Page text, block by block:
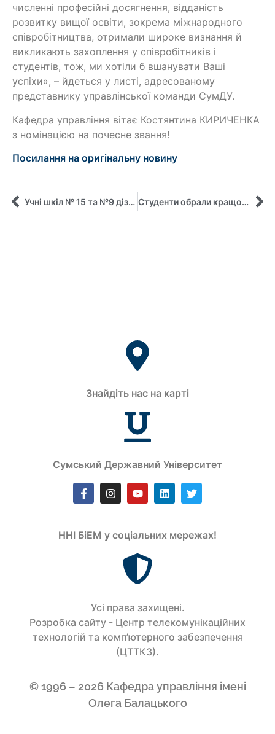
численні професійні досягнення, відданість
розвитку вищої освіти, зокрема міжнародного
співробітництва, отримали широке визнання й
викликають захоплення у співробітників і
студентів, тож, ми хотіли б вшанувати Ваші
успіхи», – йдеться у листі, адресованому
представнику управлінської команди СумДУ.
Кафедра управління вітає Костянтина КИРИЧЕНКА
з номінацією на почесне звання!
Посилання на оригінальну новину
Учні шкіл № 15 та №9 дізналися та освоїли “Секрети управління часом”! Студенти обрали кращого викладача!
Знайдіть нас на карті
Сумський Державний Університет
ННІ БіЕМ у соціальних мережах!
Усi права захищенi.
Розробка сайту - Центр телекомунікаційних
технологій та комп’ютерного забезпечення
(ЦТТКЗ).
© 1996 – 2026 Кафедра управління імені
Олега Балацького